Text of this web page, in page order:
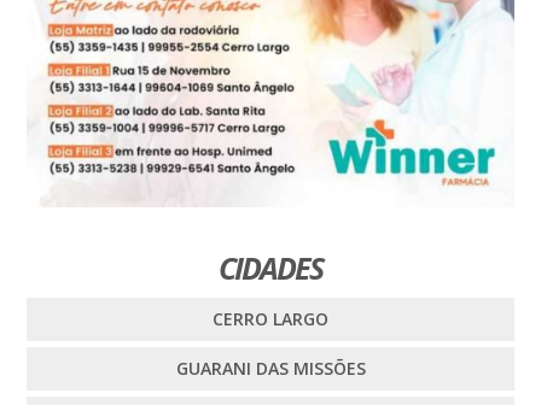
CIDADES
CERRO LARGO
GUARANI DAS MISSÕES